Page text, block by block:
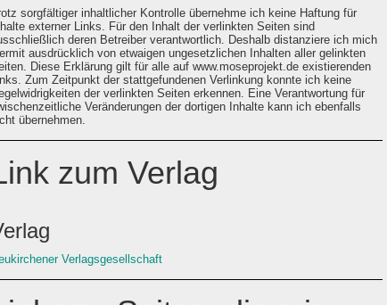
sorgfältiger inhaltlicher Kontrolle übernehme ich keine Haftung für
externer Links. Für den Inhalt der verlinkten Seiten sind
deren Betreiber verantwortlich. Deshalb distanziere ich mich
ausdrücklich von etwaigen ungesetzlichen Inhalten aller gelinkten
Diese Erklärung gilt für alle auf www.moseprojekt.de existierenden
Zum Zeitpunkt der stattgefundenen Verlinkung konnte ich keine
der verlinkten Seiten erkennen. Eine Verantwortung für
Veränderungen der dortigen Inhalte kann ich ebenfalls
übernehmen.
zum Verlag
Verlagsgesellschaft